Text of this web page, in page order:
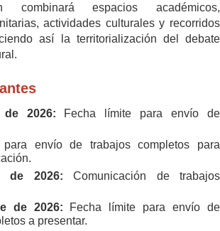
combinará espacios académicos,
actividades culturales y recorridos
así la territorialización del debate
2026: Fecha límite para envío de
para envío de trabajos completos para
de 2026: Comunicación de trabajos
de 2026: Fecha límite para envío de
a presentar.